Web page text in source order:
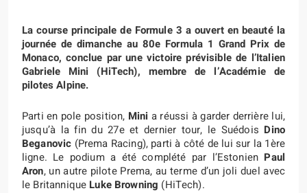
La course principale de Formule 3 a ouvert en beauté la
journée de dimanche au 80e Formula 1 Grand Prix de
Monaco, conclue par une victoire prévisible de l’Italien
Gabriele Mini (HiTech), membre de l’Académie de
pilotes Alpine.
Parti en pole position, Mini a réussi à garder derrière lui,
jusqu’à la fin du 27e et dernier tour, le Suédois Dino
Beganovic (Prema Racing), parti à côté de lui sur la 1ère
ligne. Le podium a été complété par l’Estonien Paul
Aron, un autre pilote Prema, au terme d’un joli duel avec
le Britannique Luke Browning (HiTech).